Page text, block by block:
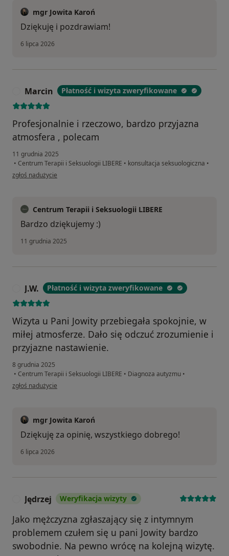
mgr Jowita Karoń
Dziękuję i pozdrawiam!
6 lipca 2026
Marcin Płatność i wizyta zweryfikowane
Profesjonalnie i rzeczowo, bardzo przyjazna
atmosfera , polecam
11 grudnia 2025
• Centrum Terapii i Seksuologii LIBERE • konsultacja seksuologiczna •
w opinii użytkownika Marcin
zgłoś nadużycie
Centrum Terapii i Seksuologii LIBERE
Bardzo dziękujemy :)
11 grudnia 2025
J.W. Płatność i wizyta zweryfikowane
Wizyta u Pani Jowity przebiegała spokojnie, w
miłej atmosferze. Dało się odczuć zrozumienie i
przyjazne nastawienie.
8 grudnia 2025
• Centrum Terapii i Seksuologii LIBERE • Diagnoza autyzmu •
w opinii użytkownika J.W.
zgłoś nadużycie
mgr Jowita Karoń
Dziękuję za opinię, wszystkiego dobrego!
6 lipca 2026
Jędrzej Weryfikacja wizyty
Jako mężczyzna zgłaszający się z intymnym
problemem czułem się u pani Jowity bardzo
swobodnie. Na pewno wrócę na kolejną wizytę.